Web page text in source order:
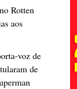
Rotten
aos
voz de
de